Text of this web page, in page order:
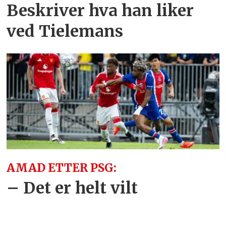
Beskriver hva han liker
ved Tielemans
AMAD ETTER PSG:
– Det er helt vilt